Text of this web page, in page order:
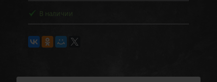
В наличии